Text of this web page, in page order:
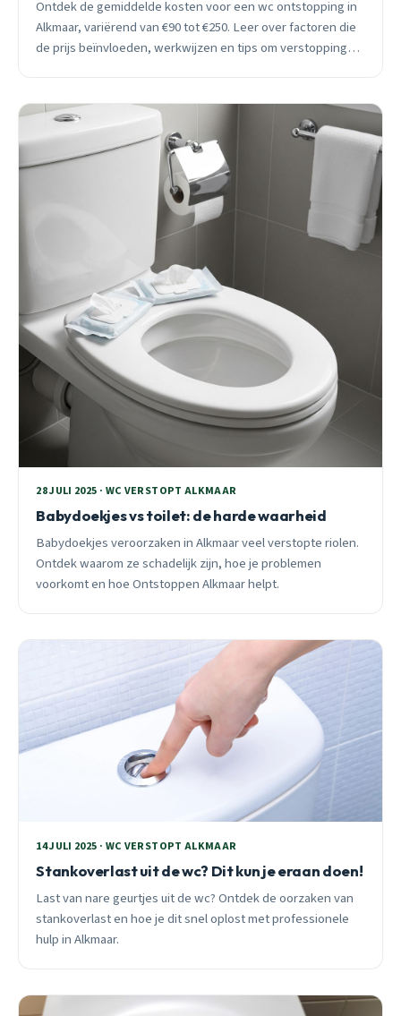
Ontdek de gemiddelde kosten voor een wc ontstopping in
Alkmaar, variërend van €90 tot €250. Leer over factoren die
de prijs beïnvloeden, werkwijzen en tips om verstoppingen
28 JULI 2025 · WC VERSTOPT ALKMAAR
Babydoekjes vs toilet: de harde waarheid
Babydoekjes veroorzaken in Alkmaar veel verstopte riolen.
Ontdek waarom ze schadelijk zijn, hoe je problemen
voorkomt en hoe Ontstoppen Alkmaar helpt.
14 JULI 2025 · WC VERSTOPT ALKMAAR
Stankoverlast uit de wc? Dit kun je eraan doen!
Last van nare geurtjes uit de wc? Ontdek de oorzaken van
stankoverlast en hoe je dit snel oplost met professionele
hulp in Alkmaar.